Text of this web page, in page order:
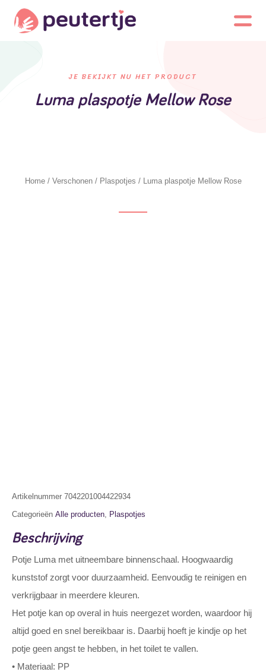
JE BEKIJKT NU HET PRODUCT
Luma plaspotje Mellow Rose
Home/ Verschonen/ Plaspotjes / Luma plaspotje Mellow Rose
Artikelnummer 7042201004422934
Categorieën Alle producten, Plaspotjes
Beschrijving
Potje Luma met uitneembare binnenschaal. Hoogwaardig
kunststof zorgt voor duurzaamheid. Eenvoudig te reinigen en
verkrijgbaar in meerdere kleuren.
Het potje kan op overal in huis neergezet worden, waardoor hij
altijd goed en snel bereikbaar is. Daarbij hoeft je kindje op het
potje geen angst te hebben, in het toilet te vallen.
• Materiaal: PP